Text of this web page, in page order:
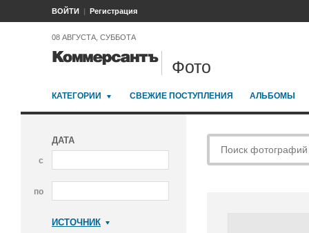
ВОЙТИ Регистрация
08 АВГУСТА, СУББОТА
Фото
КАТЕГОРИИ СВЕЖИЕ ПОСТУПЛЕНИЯ АЛЬБОМЫ
ДАТА
с
по
ИСТОЧНИК